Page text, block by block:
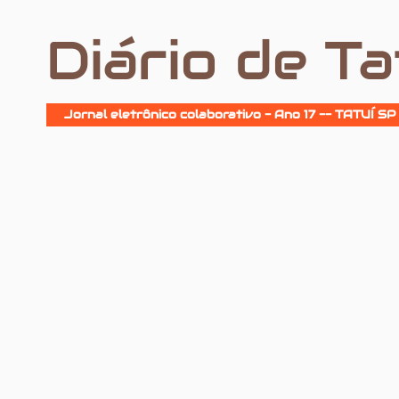
Diário de
Jornal eletrônico colaborativo - Ano 17 -- TATUÍ SP